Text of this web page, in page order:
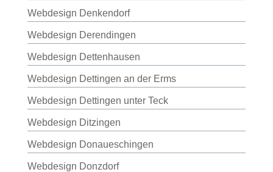
Webdesign Denkendorf
Webdesign Derendingen
Webdesign Dettenhausen
Webdesign Dettingen an der Erms
Webdesign Dettingen unter Teck
Webdesign Ditzingen
Webdesign Donaueschingen
Webdesign Donzdorf